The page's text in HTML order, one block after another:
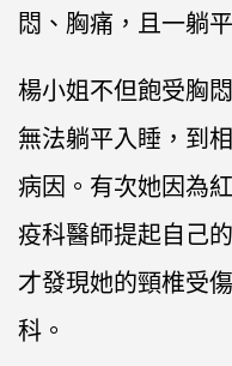
悶、胸痛，且一躺
楊小姐不但飽受胸
無法躺平入睡，到
病因。有次她因為
疫科醫師提起自己
才發現她的頸椎受
科。